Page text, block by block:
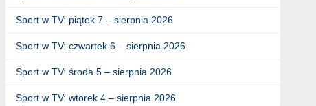
Sport w TV: piątek 7 – sierpnia 2026
Sport w TV: czwartek 6 – sierpnia 2026
Sport w TV: środa 5 – sierpnia 2026
Sport w TV: wtorek 4 – sierpnia 2026